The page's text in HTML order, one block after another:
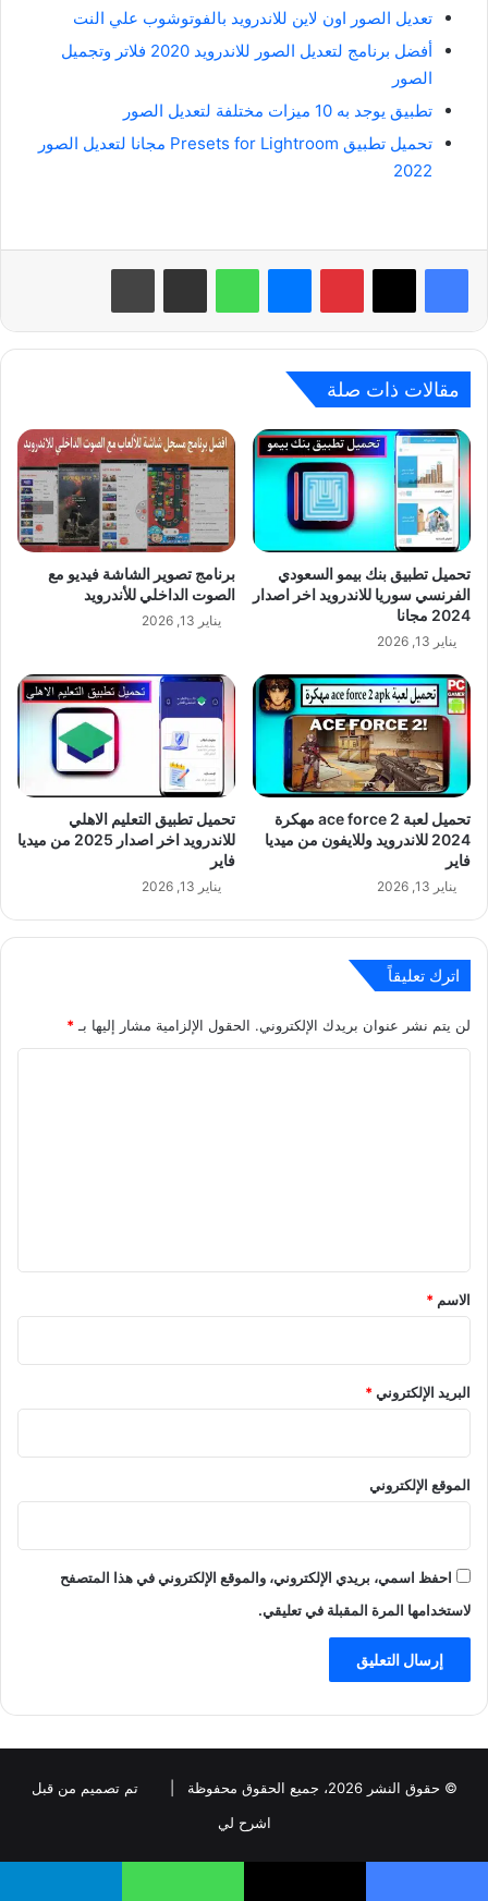
تعديل الصور اون لاين للاندرويد بالفوتوشوب علي النت
أفضل برنامج لتعديل الصور للاندرويد 2020 فلاتر وتجميل
الصور
تطبيق يوجد به 10 ميزات مختلفة لتعديل الصور
تحميل تطبيق Presets for Lightroom مجانا لتعديل الصور
2022
بينتيريست واتساب
مقالات ذات صلة
تحميل تطبيق بنك بيمو السعودي
الفرنسي سوريا للاندرويد اخر اصدار
2024 مجانا
يناير 13, 2026
برنامج تصوير الشاشة فيديو مع
الصوت الداخلي للأندرويد
يناير 13, 2026
تحميل لعبة ace force 2 مهكرة
2024 للاندرويد وللايفون من ميديا
فاير
يناير 13, 2026
تحميل تطبيق التعليم الاهلي
للاندرويد اخر اصدار 2025 من ميديا
فاير
يناير 13, 2026
اترك تعليقاً
لن يتم نشر عنوان بريدك الإلكتروني. الحقول الإلزامية مشار إليها بـ *
*
الاسم *
البريد الإلكتروني*
الموقع الإلكتروني
احفظ اسمي، بريدي الإلكتروني، والموقع الإلكتروني في هذا المتصفح
لاستخدامها المرة المقبلة في تعليقي.
© حقوق النشر 2026، جميع الحقوق محفوظة |
تم تصميم من قبل
اشرح لي